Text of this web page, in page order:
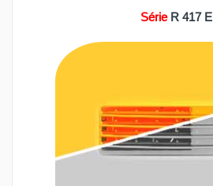
Série R 417 E